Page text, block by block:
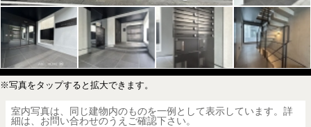
※写真をタップすると拡大できます。
室内写真は、同じ建物内のものを一例として表示しています。詳
細は、お問い合わせのうえご確認下さい。